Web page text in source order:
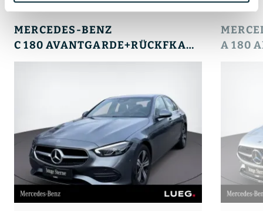
MERCEDES-BENZ
C 180 AVANTGARDE+RÜCKFKAM+LENKRHZ+AMBIENTE+LED